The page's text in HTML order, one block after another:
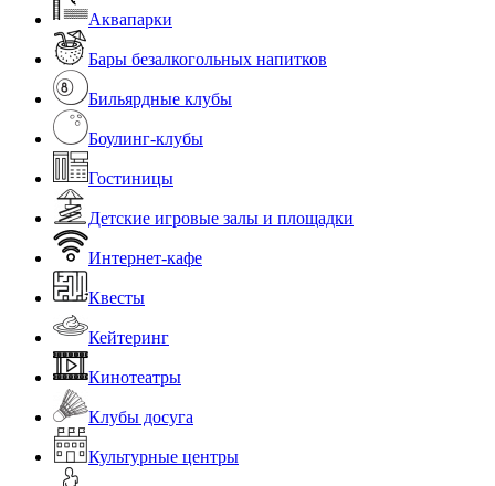
Аквапарки
Бары безалкогольных напитков
Бильярдные клубы
Боулинг-клубы
Гостиницы
Детские игровые залы и площадки
Интернет-кафе
Квесты
Кейтеринг
Кинотеатры
Клубы досуга
Культурные центры